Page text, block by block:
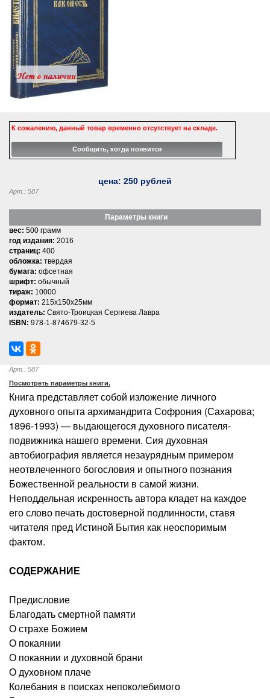
К сожалению, данный товар временно отсутствует на складе.
цена: 250 рублей
Арт.: 587
Параметры книги
вес: 500 грамм
год издания: 2016
страниц: 400
обложка: твердая
бумага: офсетная
шрифт: обычный
тираж: 10000
формат: 215x150x25мм
издатель: Свято-Троицкая Сергиева Лавра
ISBN: 978-1-874679-32-5
Арт.: 587
Посмотреть параметры книги.
Книга представляет собой изложение личного
духовного опыта архимандрита Софрония (Сахарова;
1896-1993) — выдающегося духовного писателя-
подвижника нашего времени. Сия духовная
автобиография является незаурядным примером
неотвлеченного богословия и опытного познания
Божественной реальности в самой жизни.
Неподдельная искренность автора кладет на каждое
его слово печать достоверной подлинности, ставя
читателя пред Истиной Бытия как неоспоримым
фактом.
СОДЕРЖАНИЕ
Предисловие
Благодать смертной памяти
О страхе Божием
О покаянии
О покаянии и духовной брани
О духовном плаче
Колебания в поисках непоколебимого